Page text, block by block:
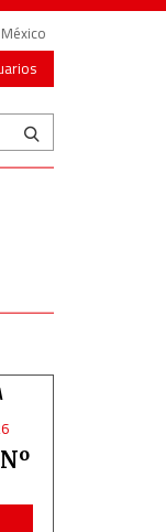
México